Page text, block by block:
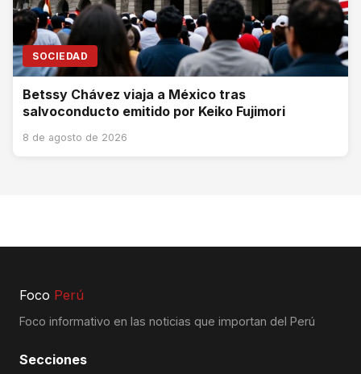
SOCIEDAD
Betssy Chávez viaja a México tras
salvoconducto emitido por Keiko Fujimori
8 de agosto de 2026
Foco Perú
Foco informativo en las noticias que importan del Perú
Secciones